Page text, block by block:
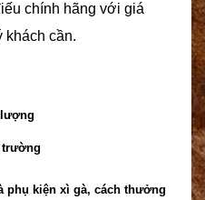
chính hãng với giá
khách cần.
trường
phụ kiện xì gà, cách thưởng